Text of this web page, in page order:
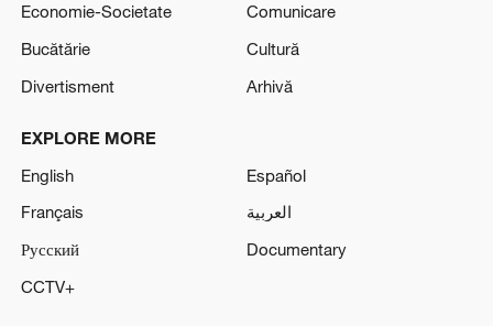
Economie-Societate
Comunicare
Bucătărie
Cultură
Divertisment
Arhivă
EXPLORE MORE
English
Español
Français
العربية
Русский
Documentary
CCTV+